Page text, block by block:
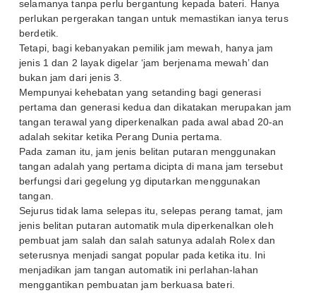
selamanya tanpa perlu bergantung kepada bateri. Hanya
perlukan pergerakan tangan untuk memastikan ianya terus
berdetik.
Tetapi, bagi kebanyakan pemilik jam mewah, hanya jam
jenis 1 dan 2 layak digelar ‘jam berjenama mewah’ dan
bukan jam dari jenis 3.
Mempunyai kehebatan yang setanding bagi generasi
pertama dan generasi kedua dan dikatakan merupakan jam
tangan terawal yang diperkenalkan pada awal abad 20-an
adalah sekitar ketika Perang Dunia pertama.
Pada zaman itu, jam jenis belitan putaran menggunakan
tangan adalah yang pertama dicipta di mana jam tersebut
berfungsi dari gegelung yg diputarkan menggunakan
tangan.
Sejurus tidak lama selepas itu, selepas perang tamat, jam
jenis belitan putaran automatik mula diperkenalkan oleh
pembuat jam salah dan salah satunya adalah Rolex dan
seterusnya menjadi sangat popular pada ketika itu. Ini
menjadikan jam tangan automatik ini perlahan-lahan
menggantikan pembuatan jam berkuasa bateri.